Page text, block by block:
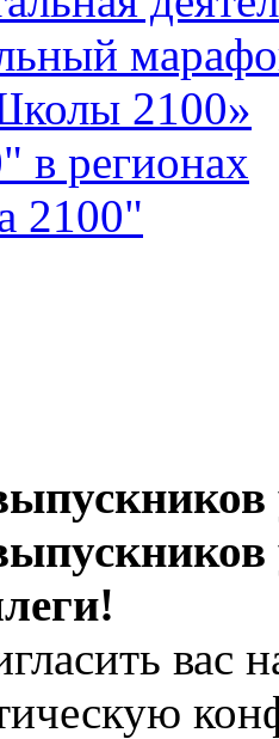
2100»
в регионах
2100"
вас